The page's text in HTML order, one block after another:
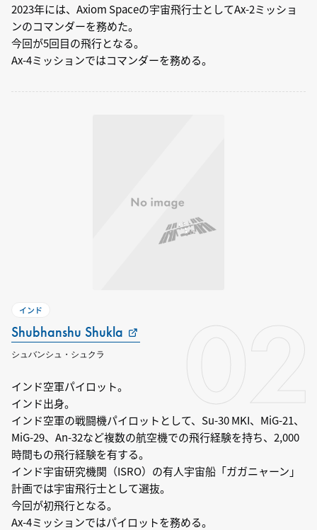
2023年には、Axiom Spaceの宇宙飛行士としてAx-2ミッショ
ンのコマンダーを務めた。
今回が5回目の飛行となる。
Ax-4ミッションではコマンダーを務める。
インド
Shubhanshu Shukla
シュバンシュ・シュクラ
インド空軍パイロット。
インド出身。
インド空軍の戦闘機パイロットとして、Su-30 MKI、MiG-21、
MiG-29、An-32など複数の航空機での飛行経験を持ち、2,000
時間もの飛行経験を有する。
インド宇宙研究機関（ISRO）の有人宇宙船「ガガニャーン」
計画では宇宙飛行士として選抜。
今回が初飛行となる。
Ax-4ミッションではパイロットを務める。
02